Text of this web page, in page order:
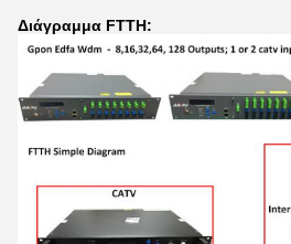
Διάγραμμα FTTH: